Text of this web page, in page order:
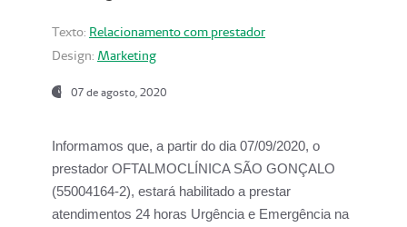
Texto: Relacionamento com prestador
Design: Marketing
07 de agosto, 2020
Informamos que, a partir do dia07/09/2020, o
prestador OFTALMOCLÍNICA SÃO GONÇALO
(55004164-2), estará habilitado a prestar
atendimentos 24 horas Urgência e Emergência na